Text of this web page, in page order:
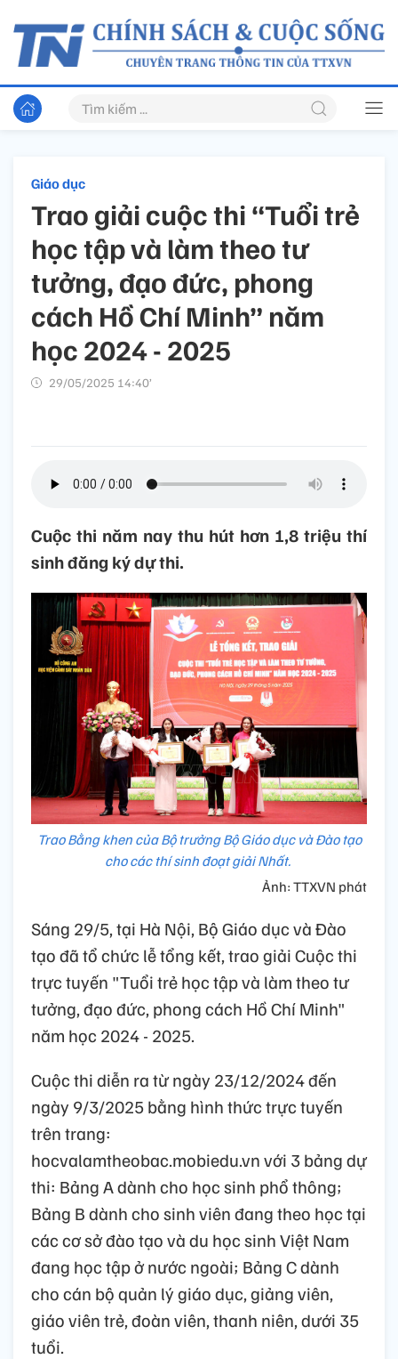
Giáo dục
Trao giải cuộc thi “Tuổi trẻ
học tập và làm theo tư
tưởng, đạo đức, phong
cách Hồ Chí Minh” năm
học 2024 - 2025
29/05/2025 14:40’
Cuộc thi năm nay thu hút hơn 1,8 triệu thí
sinh đăng ký dự thi.
Trao Bằng khen của Bộ trưởng Bộ Giáo dục và Đào tạo
cho các thí sinh đoạt giải Nhất.
Ảnh: TTXVN phát
Sáng 29/5, tại Hà Nội, Bộ Giáo dục và Đào
tạo đã tổ chức lễ tổng kết, trao giải Cuộc thi
trực tuyến "Tuổi trẻ học tập và làm theo tư
tưởng, đạo đức, phong cách Hồ Chí Minh"
năm học 2024 - 2025.
Cuộc thi diễn ra từ ngày 23/12/2024 đến
ngày 9/3/2025 bằng hình thức trực tuyến
trên trang:
hocvalamtheobac.mobiedu.vn với 3 bảng dự
thi: Bảng A dành cho học sinh phổ thông;
Bảng B dành cho sinh viên đang theo học tại
các cơ sở đào tạo và du học sinh Việt Nam
đang học tập ở nước ngoài; Bảng C dành
cho cán bộ quản lý giáo dục, giảng viên,
giáo viên trẻ, đoàn viên, thanh niên, dưới 35
tuổi.